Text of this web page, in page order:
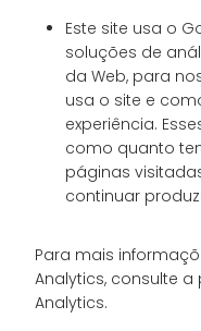
Este site usa o
soluções de
​​da Web, para
usa o site e
experiência.
como quanto
páginas
continuar
Para mais
Analytics, consulte
Analytics.